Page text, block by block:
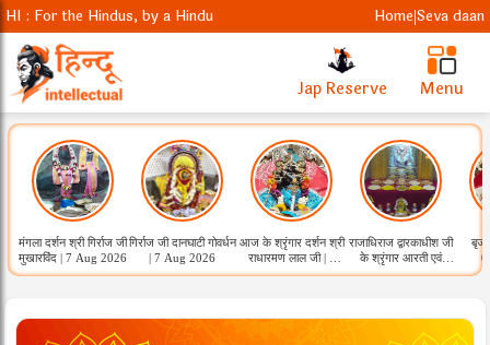
HI : For the Hindus, by a Hindu Home|Seva daan
Jap Reserve Menu
मंगला दर्शन श्री गिर्राज जी
मुखारविंद | 7 Aug 2026
गिर्राज जी दानघाटी गोवर्धन
| 7 Aug 2026
आज के श्रृंगार दर्शन श्री
राधारमण लाल जी | 7
Aug 2026
राजाधिराज द्वारकाधीश जी
के श्रृंगार आरती एवं
कुंडला भोग दर्शन